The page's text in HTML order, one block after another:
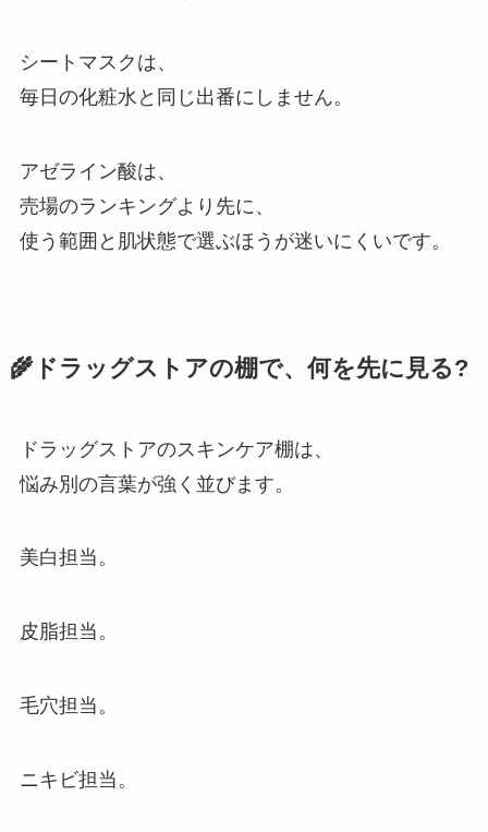
シートマスクは、
毎日の化粧水と同じ出番にしません。
アゼライン酸は、
売場のランキングより先に、
使う範囲と肌状態で選ぶほうが迷いにくいです。
🌾ドラッグストアの棚で、何を先に見る?
ドラッグストアのスキンケア棚は、
悩み別の言葉が強く並びます。
美白担当。
皮脂担当。
毛穴担当。
ニキビ担当。